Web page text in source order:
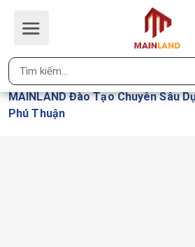
MAINLAND ĐÀO TẠO
DỰ ÁN VLASTA
THUẬN
Trang Chủ
MAINLAND Đào Tạo Chuyên Sâu
Phú Thuận